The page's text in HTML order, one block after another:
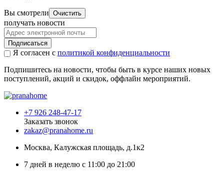
Вы смотрели Очистить
получать новости
Подписаться
Я согласен с политикой конфиденциальности
Подпишитесь на новости, чтобы быть в курсе наших новых
поступлений, акций и скидок, оффлайн мероприятий.
+7 926 248-47-17
Заказать звонок
zakaz@pranahome.ru
Москва, Калужская площадь, д.1к2
7 дней в неделю с 11:00 до 21:00